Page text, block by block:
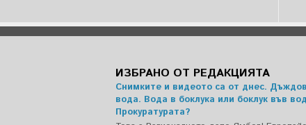
ИЗБРАНО ОТ РЕДАКЦИЯТА
Снимките и видеото са от днес.
вода. Вода в боклука или боклук във
Прокуратурата?